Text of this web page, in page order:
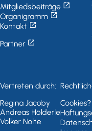
Mitgliedsbeiträge open_in_new
Organigramm open_in_new
Kontakt open_in_new
Partner open_in_new
Vertreten durch:
Regina Jacoby
Andreas Hölderle
Volker Nolte